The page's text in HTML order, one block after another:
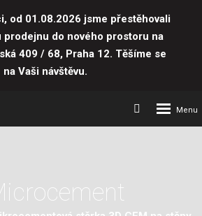
od 01.08.2026 jsme přestěhovali
prodejnu do nového prostoru na
409 / 68, Praha 12. Těšíme se
na Vaši návštěvu.
Vyhledávání
Rozbalení